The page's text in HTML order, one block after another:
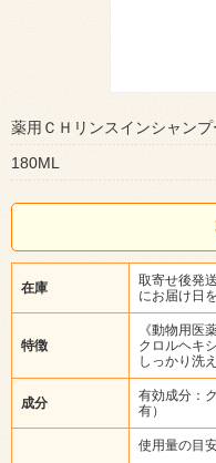
薬用ＣＨリンスインシャンプ
180ML
在庫
取寄せ後発
にお届け日
特徴
《動物用医
クロルヘキ
しっかり洗
成分
有効成分：
有）
使用量の目